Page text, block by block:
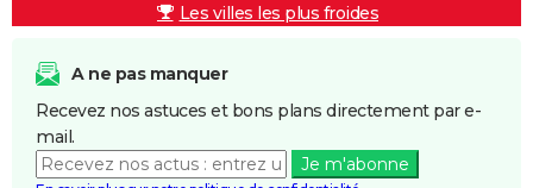
Les villes les plus froides
A ne pas manquer
Recevez nos astuces et bons plans directement par e-
mail.
Je m'abonne